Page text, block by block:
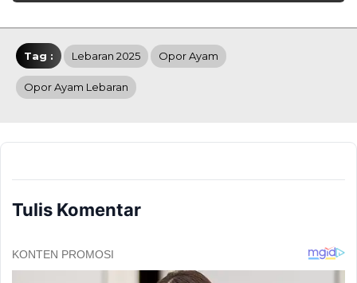
Tag : Lebaran 2025 Opor Ayam
Opor Ayam Lebaran
Tulis Komentar